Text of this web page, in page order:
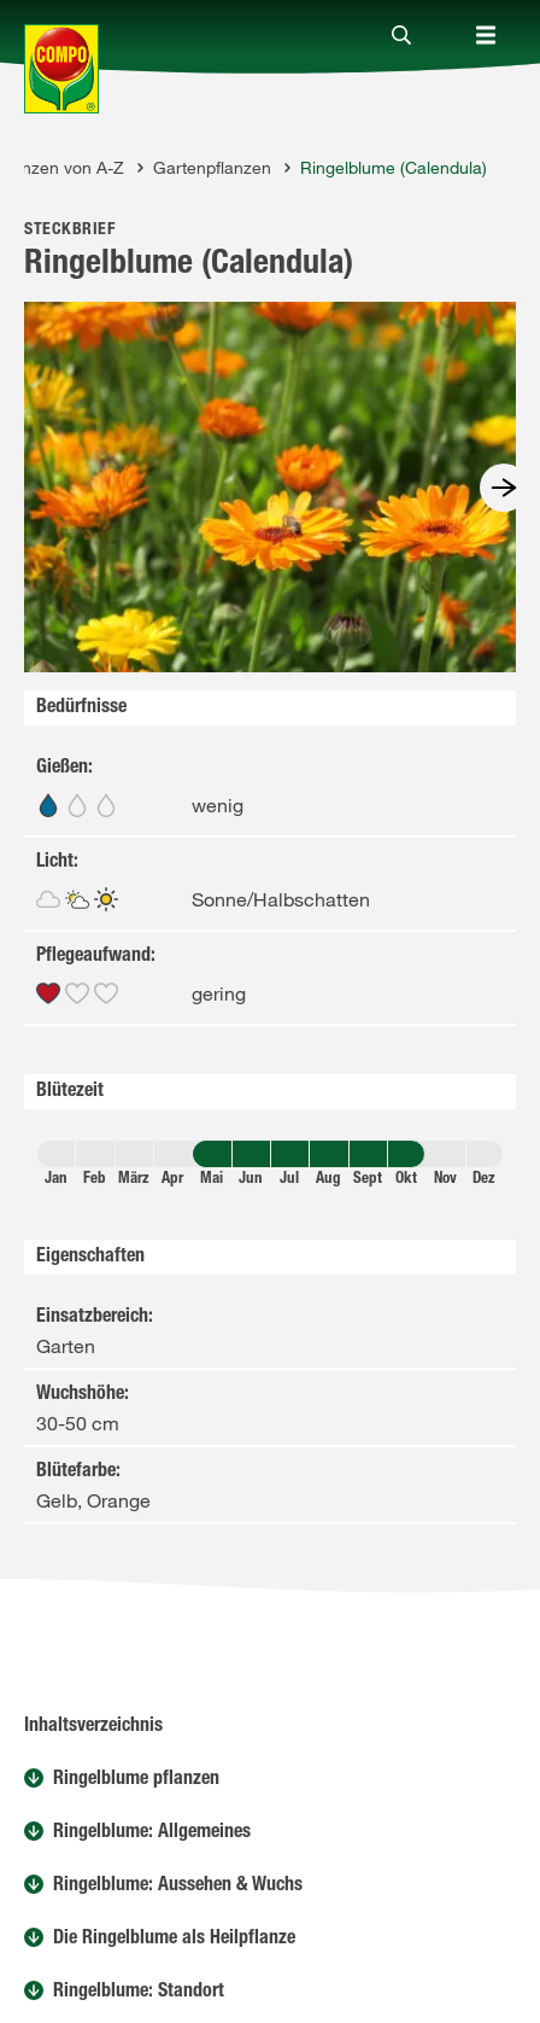
Produkte
Ratgeber
Themenwelten
Service
Unternehmen
von A-Z Gartenpflanzen Ringelblume (Calendula)
STECKBRIEF
Ringelblume (Calendula)
Bedürfnisse
Gießen:
wenig
Licht:
Sonne/Halbschatten
Pflegeaufwand:
gering
Blütezeit
Jan Feb März Apr Mai Jun Jul Aug Sept Okt Nov Dez
Eigenschaften
Einsatzbereich:
Garten
Wuchshöhe:
30-50 cm
Blütefarbe:
Gelb, Orange
Inhaltsverzeichnis
Ringelblume pflanzen
Ringelblume: Allgemeines
Ringelblume: Aussehen & Wuchs
Die Ringelblume als Heilpflanze
Ringelblume: Standort